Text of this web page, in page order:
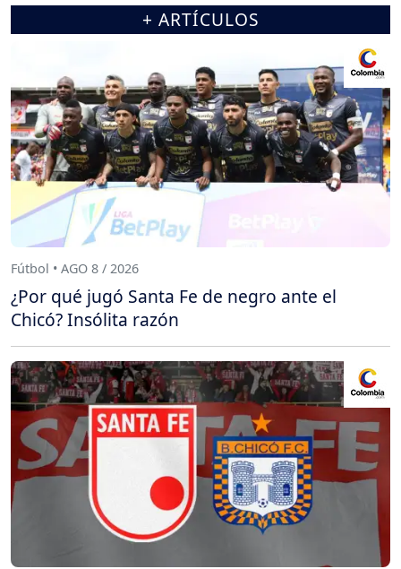
+ ARTÍCULOS
Fútbol • AGO 8 / 2026
¿Por qué jugó Santa Fe de negro ante el
Chicó? Insólita razón